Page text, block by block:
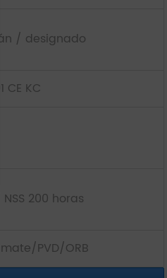
/ designado
CE KC
200 horas
PVD/ORB